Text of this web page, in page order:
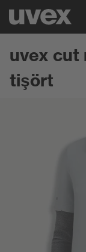
uvex cut
tişört